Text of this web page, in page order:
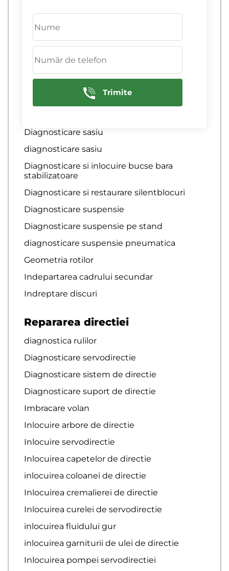
diagnosticare amortizoare
Diagnosticare bara amortizoare
diagnosticare bara stabilizatoare
Diagnosticare blocuri silentioase pârghii
Diagnosticare hub-uri
Diagnosticare pârghii
Diagnosticare sasiu
diagnosticare sasiu
Diagnosticare si inlocuire bucse bara
stabilizatoare
Diagnosticare si restaurare silentblocuri
Diagnosticare suspensie
Diagnosticare suspensie pe stand
diagnosticare suspensie pneumatica
Geometria rotilor
Indepartarea cadrului secundar
Indreptare discuri
Repararea directiei
diagnostica rulilor
Diagnosticare servodirectie
Diagnosticare sistem de directie
Diagnosticare suport de directie
Imbracare volan
Inlocuire arbore de directie
Inlocuire servodirectie
Inlocuirea capetelor de directie
inlocuirea coloanei de directie
Inlocuirea cremalierei de directie
Inlocuirea curelei de servodirectie
inlocuirea fluidului gur
inlocuirea garniturii de ulei de directie
Inlocuirea pompei servodirectiei
Trimite